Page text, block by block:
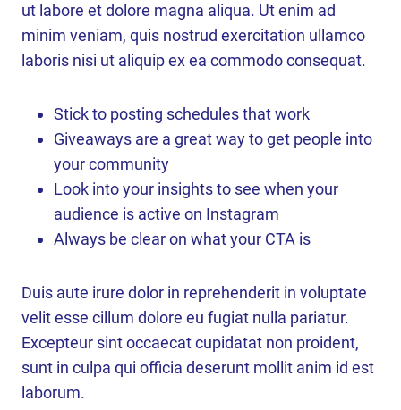
ut labore et dolore magna aliqua. Ut enim ad
minim veniam, quis nostrud exercitation ullamco
laboris nisi ut aliquip ex ea commodo consequat.
Stick to posting schedules that work
Giveaways are a great way to get people into
your community
Look into your insights to see when your
audience is active on Instagram
Always be clear on what your CTA is
Duis aute irure dolor in reprehenderit in voluptate
velit esse cillum dolore eu fugiat nulla pariatur.
Excepteur sint occaecat cupidatat non proident,
sunt in culpa qui officia deserunt mollit anim id est
laborum.